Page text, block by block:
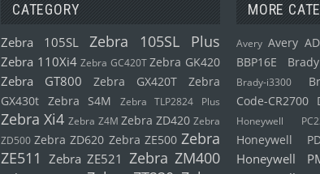
CATEGORY
Zebra 105SL Zebra 105SL Plus
Zebra 110Xi4 Zebra GC420T Zebra GK420
Zebra GT800 Zebra GX420T
Zebra
GX430t
Zebra S4M Zebra TLP2824 Plus
Zebra Xi4 Zebra Z4M Zebra ZD420 Zebra
ZD500 Zebra ZD620 Zebra ZE500 Zebra
ZE511 Zebra ZE521 Zebra ZM400
MORE
Avery Avery
BBP16E
Brady-i3300
Code-CR2700
Honeywell
Honeywell
Honeywell